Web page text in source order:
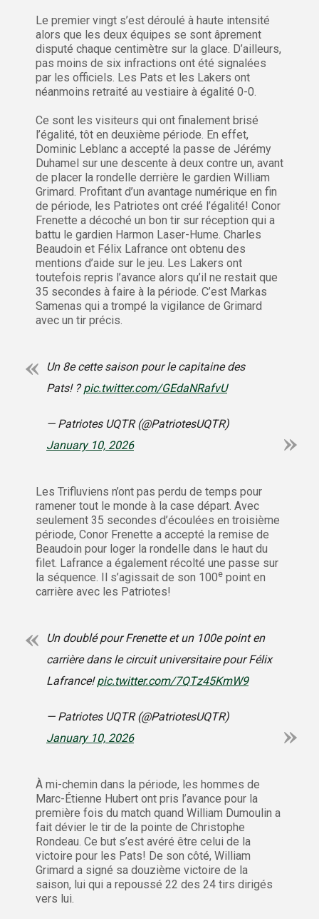
Le premier vingt s’est déroulé à haute intensité
alors que les deux équipes se sont âprement
disputé chaque centimètre sur la glace. D’ailleurs,
pas moins de six infractions ont été signalées
par les officiels. Les Pats et les Lakers ont
néanmoins retraité au vestiaire à égalité 0-0.
Ce sont les visiteurs qui ont finalement brisé
l’égalité, tôt en deuxième période. En effet,
Dominic Leblanc a accepté la passe de Jérémy
Duhamel sur une descente à deux contre un, avant
de placer la rondelle derrière le gardien William
Grimard. Profitant d’un avantage numérique en fin
de période, les Patriotes ont créé l’égalité! Conor
Frenette a décoché un bon tir sur réception qui a
battu le gardien Harmon Laser-Hume. Charles
Beaudoin et Félix Lafrance ont obtenu des
mentions d’aide sur le jeu. Les Lakers ont
toutefois repris l’avance alors qu’il ne restait que
35 secondes à faire à la période. C’est Markas
Samenas qui a trompé la vigilance de Grimard
avec un tir précis.
Un 8e cette saison pour le capitaine des
Pats! ?pic.twitter.com/GEdaNRafvU
— Patriotes UQTR (@PatriotesUQTR)
January 10, 2026
Les Trifluviens n’ont pas perdu de temps pour
ramener tout le monde à la case départ. Avec
seulement 35 secondes d’écoulées en troisième
période, Conor Frenette a accepté la remise de
Beaudoin pour loger la rondelle dans le haut du
filet. Lafrance a également récolté une passe sur
la séquence. Il s’agissait de son 100e point en
carrière avec les Patriotes!
Un doublé pour Frenette et un 100e point en
carrière dans le circuit universitaire pour Félix
Lafrance!pic.twitter.com/7QTz45KmW9
— Patriotes UQTR (@PatriotesUQTR)
January 10, 2026
À mi-chemin dans la période, les hommes de
Marc-Étienne Hubert ont pris l’avance pour la
première fois du match quand William Dumoulin a
fait dévier le tir de la pointe de Christophe
Rondeau. Ce but s’est avéré être celui de la
victoire pour les Pats! De son côté, William
Grimard a signé sa douzième victoire de la
saison, lui qui a repoussé 22 des 24 tirs dirigés
vers lui.